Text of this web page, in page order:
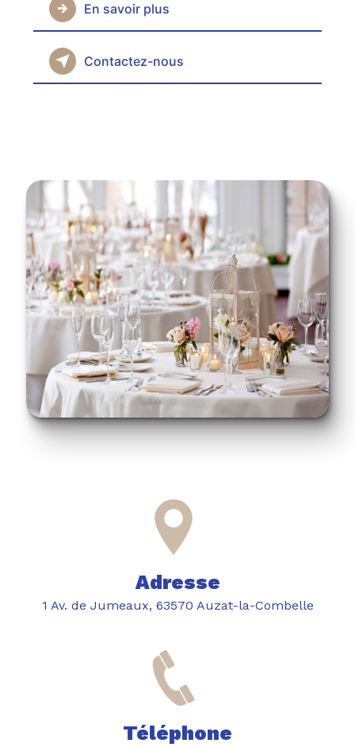
En savoir plus
Contactez-nous
Adresse
1 Av. de Jumeaux, 63570 Auzat-la-Combelle
Téléphone